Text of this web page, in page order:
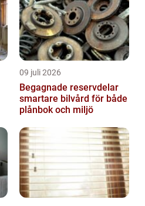
09 juli 2026
Begagnade reservdelar
smartare bilvård för både
plånbok och miljö